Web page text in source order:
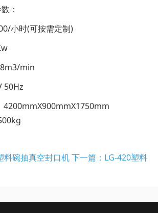
：
小时(可按需定制)
min
料碗抽真空封口机下一篇：LG-420塑料